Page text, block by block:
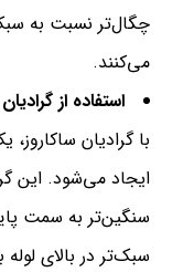
چگال‌تر نسبت به
می‌کنند.
استفاده از
با گرادیان
ایجاد می‌شود. این
سنگین‌تر به سمت
سبک‌تر در بالای